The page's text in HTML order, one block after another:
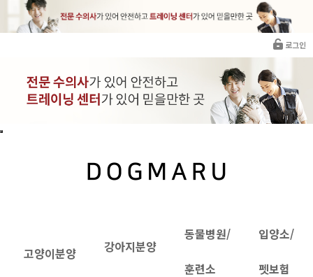
로그인
고양이분양 강아지분양
동물병원/
훈련소
입양소/
펫보험